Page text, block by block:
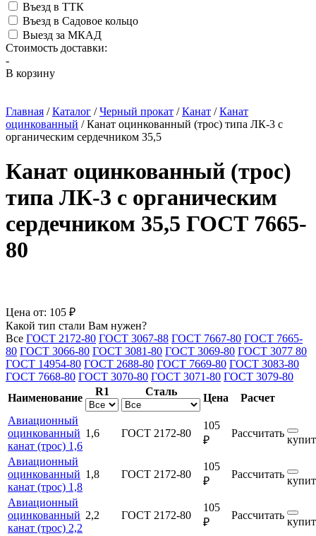
Въезд в ТТК
Въезд в Садовое кольцо
Выезд за МКАД
Стоимость доставки:
-
В корзину
Главная /Каталог /Черный прокат /Канат /Канат
оцинкованный /Канат оцинкованный (трос) типа ЛК-3 с
органическим сердечником 35,5
Канат оцинкованный (трос)
типа ЛК-3 с органическим
сердечником 35,5 ГОСТ 7665-
80
Цена от: 105 ₽
Какой тип стали Вам нужен?
Все ГОСТ 2172-80 ГОСТ 3067-88 ГОСТ 7667-80 ГОСТ 7665-
80 ГОСТ 3066-80 ГОСТ 3081-80 ГОСТ 3069-80 ГОСТ 3077 80
ГОСТ 14954-80 ГОСТ 2688-80 ГОСТ 7669-80 ГОСТ 3083-80
ГОСТ 7668-80 ГОСТ 3070-80 ГОСТ 3071-80 ГОСТ 3079-80
Наименование
R1 Сталь
Цена
Расчет
Авиационный
оцинкованный
канат (трос) 1,6
1,6 ГОСТ 2172-80
105
₽
Рассчитать
Авиационный
оцинкованный
канат (трос) 1,8
1,8 ГОСТ 2172-80
105
₽
Рассчитать
Авиационный
оцинкованный
канат (трос) 2,2
2,2 ГОСТ 2172-80
105
₽
Рассчитать